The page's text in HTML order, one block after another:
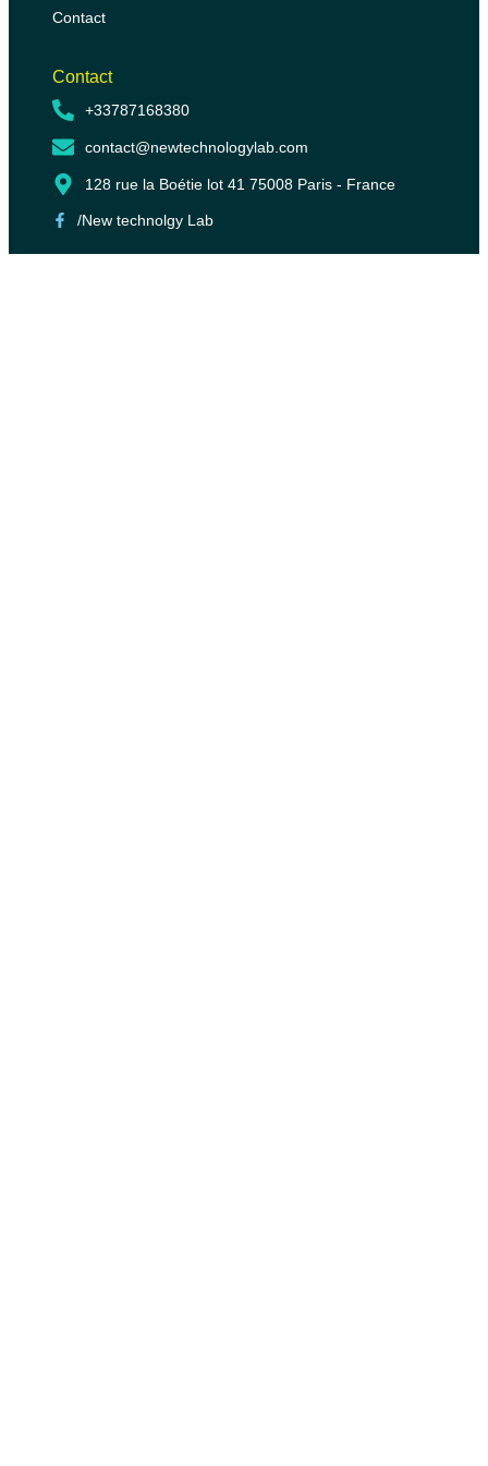
Contact
Contact
+33787168380
contact@newtechnologylab.com
128 rue la Boétie lot 41 75008 Paris - France
/New technolgy Lab